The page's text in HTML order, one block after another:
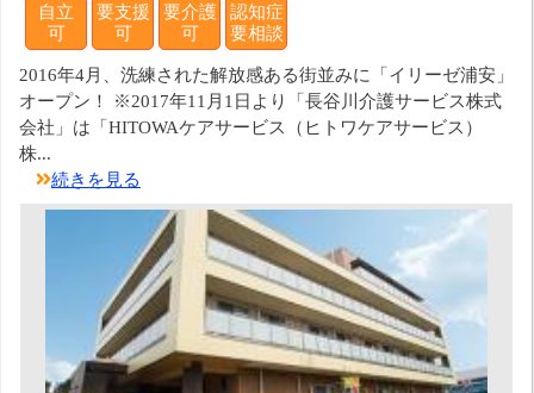
自立
可
要支援
可
要介護
可
認知症
要相談
2016年4月、洗練された解放感ある街並みに「イリーゼ浦安」
オープン！ ※2017年11月1日より「長谷川介護サービス株式
会社」は「HITOWAケアサービス（ヒトワケアサービス）
株...
続きを見る